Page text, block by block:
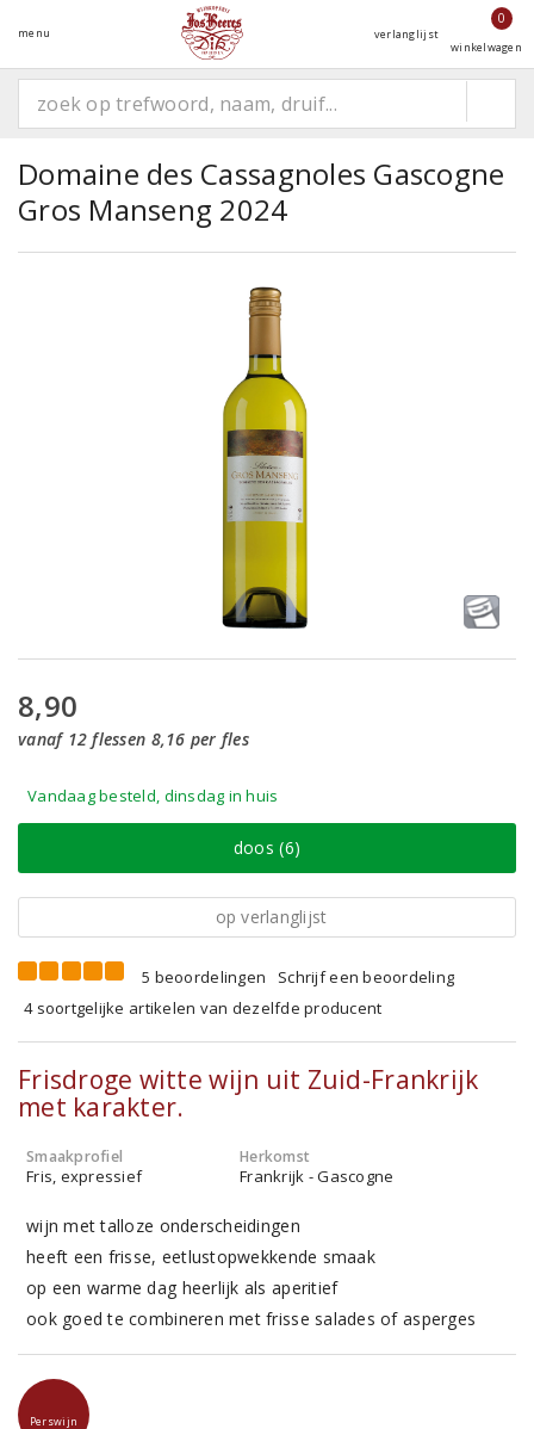
menu verlanglijst
0
winkelwagen
Domaine des Cassagnoles Gascogne
Gros Manseng 2024
8,90
vanaf 12 flessen 8,16 per fles
Vandaag besteld, dinsdag in huis
doos (6)
op verlanglijst
5 beoordelingen
Schrijf een beoordeling
4 soortgelijke artikelen van dezelfde producent
Frisdroge witte wijn uit Zuid-Frankrijk
met karakter.
Smaakprofiel
Fris, expressief
Herkomst
Frankrijk - Gascogne
wijn met talloze onderscheidingen
heeft een frisse, eetlustopwekkende smaak
op een warme dag heerlijk als aperitief
ook goed te combineren met frisse salades of asperges
Perswijn